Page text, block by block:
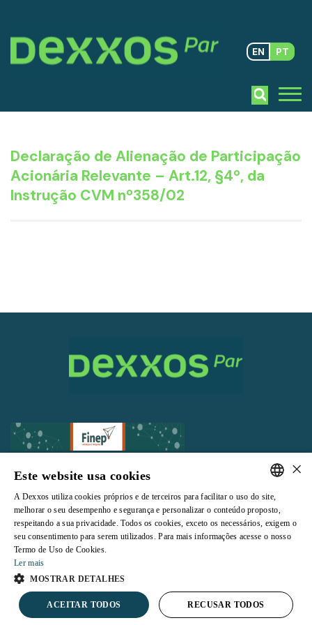
EN PT
Declaração de Alienação de Participação
Acionária Relevante – Art.12, §4º, da
Instrução CVM nº358/02
Todos os direitos reservados |Termos e Condições de Uso|Política de
Privacidade
PORTUGUESE
ENGLISH
×
Este website usa cookies
A Dexxos utiliza cookies próprios e de terceiros para facilitar o uso do site,
melhorar o seu desempenho e segurança e personalizar o conteúdo proposto,
respeitando a sua privacidade. Todos os cookies, exceto os necessários, exigem o
seu consentimento para serem utilizados. Para mais informações acesse o nosso
Termo de Uso de Cookies.
Ler mais
MOSTRAR DETALHES
ACEITAR TODOS RECUSAR TODOS